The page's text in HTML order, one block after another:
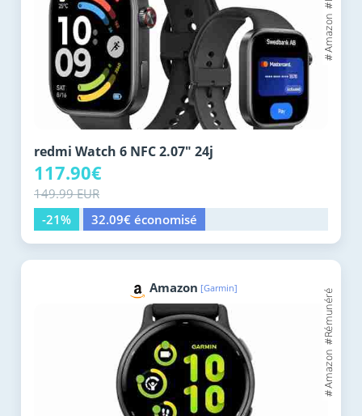
redmi Watch 6 NFC 2.07" 24j
117.90€
149.99 EUR
-21%
32.09€ économisé
Amazon [Garmin]